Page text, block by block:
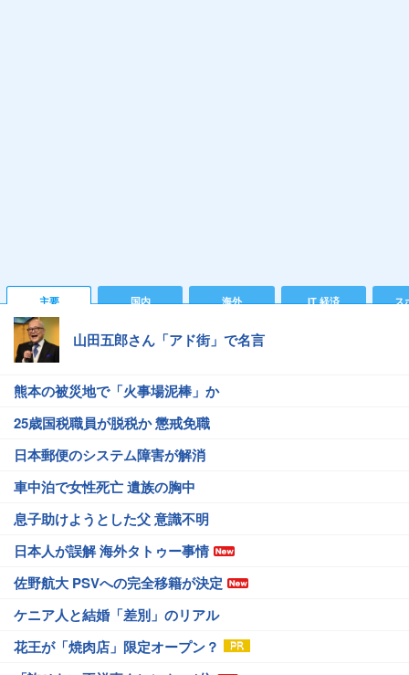
主要 国内 海外 IT 経済 ス
山田五郎さん「アド街」で名言
熊本の被災地で「火事場泥棒」か
25歳国税職員が脱税か 懲戒免職
日本郵便のシステム障害が解消
車中泊で女性死亡 遺族の胸中
息子助けようとした父 意識不明
日本人が誤解 海外タトゥー事情
佐野航大 PSVへの完全移籍が決定
ケニア人と結婚「差別」のリアル
花王が「焼肉店」限定オープン？